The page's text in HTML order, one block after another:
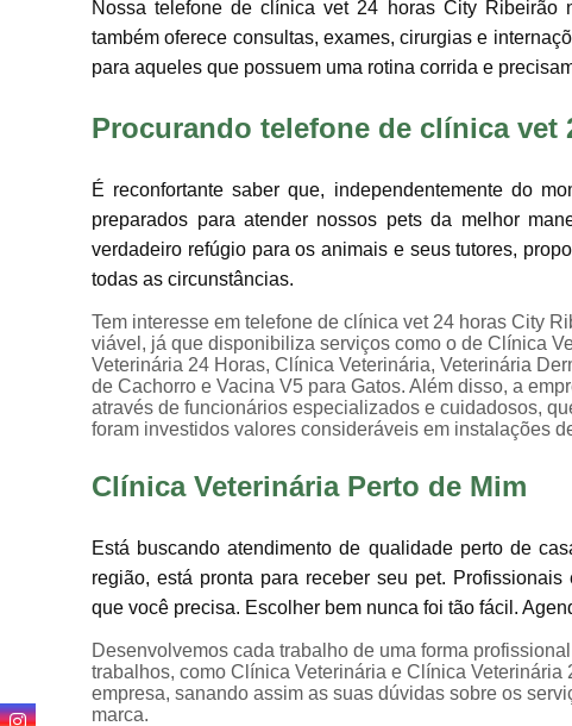
Nossa telefone de clínica vet 24 horas City
também oferece consultas, exames, cirurgias e
para aqueles que possuem uma rotina corrida e
Procurando telefone de clínica vet
É reconfortante saber que, independentemente do
preparados para atender nossos pets da melhor
verdadeiro refúgio para os animais e seus tutores,
todas as circunstâncias.
Tem interesse em telefone de clínica vet 24 horas City
viável, já que disponibiliza serviços como o de Clínica
Veterinária 24 Horas, Clínica Veterinária, Veterinária
de Cachorro e Vacina V5 para Gatos. Além disso, a
através de funcionários especializados e cuidadosos,
foram investidos valores consideráveis em instalações
Clínica Veterinária Perto de Mim
Está buscando atendimento de qualidade perto de
região, está pronta para receber seu pet.
que você precisa. Escolher bem nunca foi tão fácil.
Desenvolvemos cada trabalho de uma forma
trabalhos, como Clínica Veterinária e Clínica
empresa, sanando assim as suas dúvidas sobre os
marca.